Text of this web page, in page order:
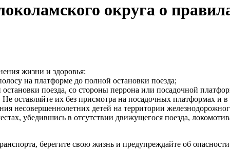
округа о
жизни и здоровья:
на платформе до полной остановки поезда;
поезда, со стороны перрона или посадочной
оставляйте их без присмотра на посадочных платформах и в
несовершеннолетних детей на территории
убедившись в отсутствии движущегося поезда,
берегите свою жизнь и предупреждайте об